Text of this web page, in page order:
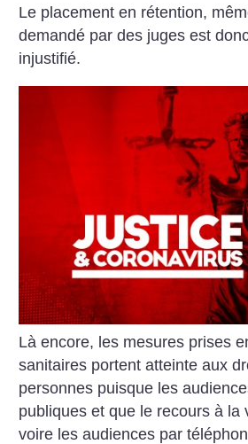
Le placement en rétention,
demandé par des juges est
injustifié.
Là encore, les mesures prises
sanitaires portent atteinte aux
personnes puisque les
publiques et que le recours à la
voire les audiences par